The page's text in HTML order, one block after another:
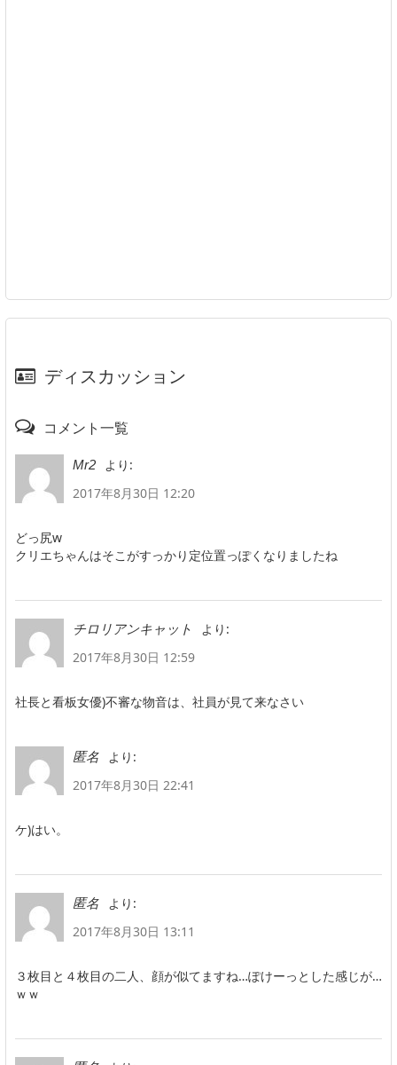
ディスカッション
コメント一覧
Mr2
より:
2017年8月30日 12:20
どっ尻w
クリエちゃんはそこがすっかり定位置っぽくなりましたね
チロリアンキャット
より:
2017年8月30日 12:59
社長と看板女優)不審な物音は、社員が見て来なさい
匿名
より:
2017年8月30日 22:41
ケ)はい。
匿名
より:
2017年8月30日 13:11
３枚目と４枚目の二人、顔が似てますね…ぽけーっとした感じが…
ｗｗ